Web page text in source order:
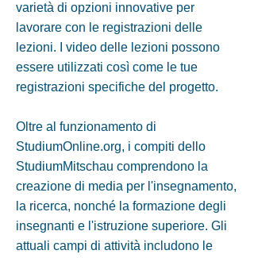
varietà di opzioni innovative per
lavorare con le registrazioni delle
lezioni. I video delle lezioni possono
essere utilizzati così come le tue
registrazioni specifiche del progetto.
Oltre al funzionamento di
StudiumOnline.org, i compiti dello
StudiumMitschau comprendono la
creazione di media per l'insegnamento,
la ricerca, nonché la formazione degli
insegnanti e l'istruzione superiore. Gli
attuali campi di attività includono le